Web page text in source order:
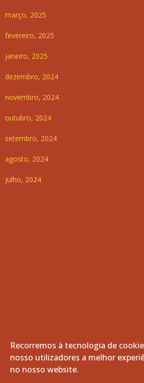
março, 2025
fevereiro, 2025
janeiro, 2025
dezembro, 2024
novembro, 2024
outubro, 2024
setembro, 2024
agosto, 2024
julho, 2024
© 2026 Freguesia de Vila de Frades.
reservados.
Recorremos à tecnologia de
nosso utilizadores a melhor
no nosso website.